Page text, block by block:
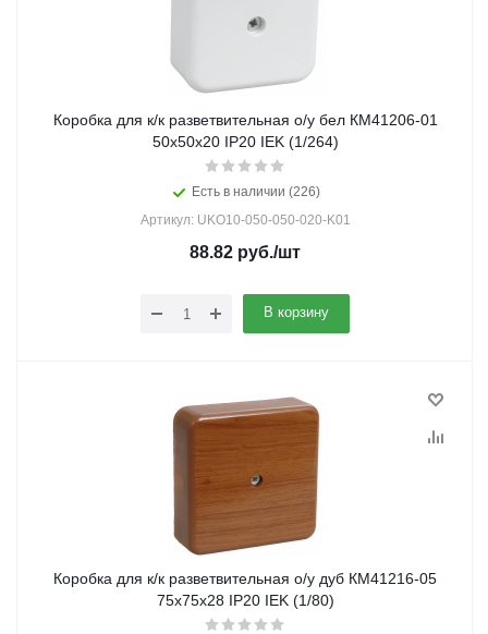
Коробка для к/к разветвительная о/у бел КМ41206-01
50х50х20 IP20 IEK (1/264)
Есть в наличии (226)
Артикул: UKO10-050-050-020-K01
88.82 руб./шт
В корзину
Коробка для к/к разветвительная о/у дуб КМ41216-05
75х75х28 IP20 IEK (1/80)